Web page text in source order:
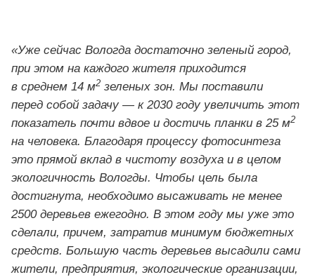
«Уже сейчас Вологда достаточно зеленый город,
при этом на каждого жителя приходится
в среднем 14 м2 зеленых зон. Мы поставили
перед собой задачу — к 2030 году увеличить этот
показатель почти вдвое и достичь планки в 25 м2
на человека. Благодаря процессу фотосинтеза
это прямой вклад в чистоту воздуха и в целом
экологичность Вологды. Чтобы цель была
достигнута, необходимо высаживать не менее
2500 деревьев ежегодно. В этом году мы уже это
сделали, причем, затратив минимум бюджетных
средств. Большую часть деревьев высадили сами
жители, предприятия, экологические организации,